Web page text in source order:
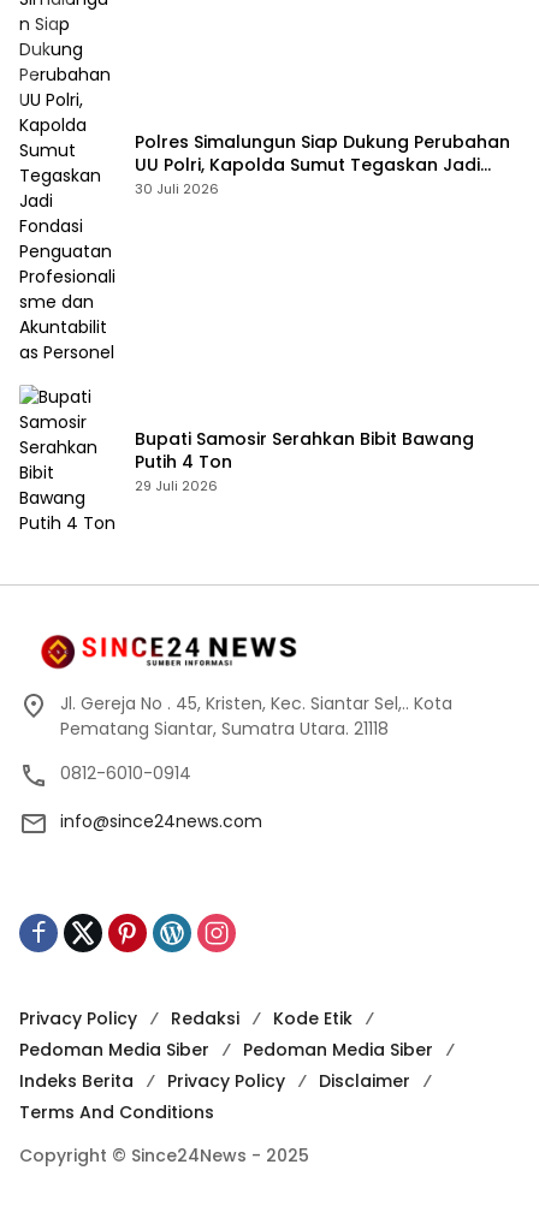
Polres Simalungun Siap Dukung Perubahan
UU Polri, Kapolda Sumut Tegaskan Jadi
Fondasi Penguatan Profesionalisme dan
30 Juli 2026
Bupati Samosir Serahkan Bibit Bawang
Putih 4 Ton
29 Juli 2026
Jl. Gereja No . 45, Kristen, Kec. Siantar Sel,.. Kota
Pematang Siantar, Sumatra Utara. 21118
0812-6010-0914
info@since24news.com
Privacy Policy Redaksi
Kode Etik
Pedoman Media Siber
Pedoman Media Siber
Indeks Berita
Privacy Policy
Disclaimer
Terms And Conditions
Copyright © Since24News - 2025